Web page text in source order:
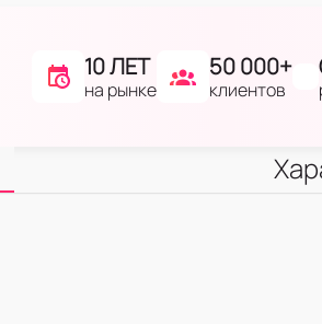
10 ЛЕТ
на рынке
50 000+
клиентов